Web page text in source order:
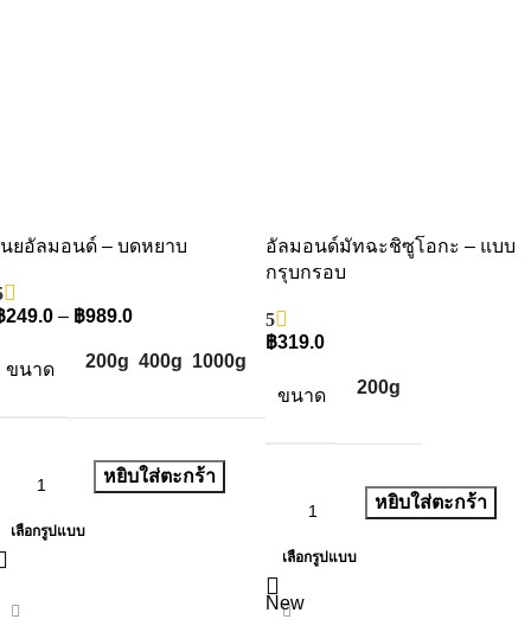
นยอัลมอนด์ – บดหยาบ
249.0 – ฿989.0
ขนาด 200g 400g 1000g
หยิบใส่ตะกร้า
เลือกรูปแบบ
อัลมอนด์มัทฉะชิซูโอกะ – แบบ
กรุบกรอบ
5
฿319.0
ขนาด 200g
หยิบใส่ตะกร้า
เลือกรูปแบบ
New